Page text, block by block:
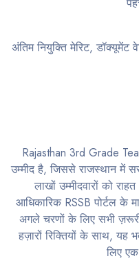
अंतिम नियुक्ति मेरिट, डॉक्यूमेंट
Rajasthan 3rd Grade
उम्मीद है, जिससे राजस्थान में
लाखों उम्मीदवारों को
आधिकारिक RSSB पोर्टल के
अगले चरणों के लिए सभी
हज़ारों रिक्तियों के साथ, यह
लिए